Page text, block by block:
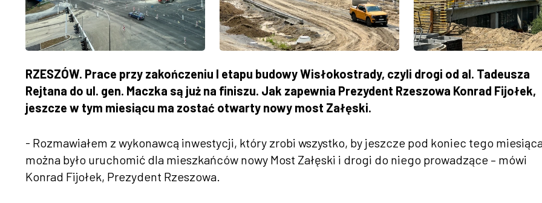
RZESZÓW. Prace przy zakończeniu I etapu budowy Wisłokostrady, czyli drogi od al. Tadeusza
Rejtana do ul. gen. Maczka są już na finiszu. Jak zapewnia Prezydent Rzeszowa Konrad Fijołek,
jeszcze w tym miesiącu ma zostać otwarty nowy most Załęski.
- Rozmawiałem z wykonawcą inwestycji, który zrobi wszystko, by jeszcze pod koniec tego
można było uruchomić dla mieszkańców nowy Most Załęski i drogi do niego prowadzące – mówi
Konrad Fijołek, Prezydent Rzeszowa.